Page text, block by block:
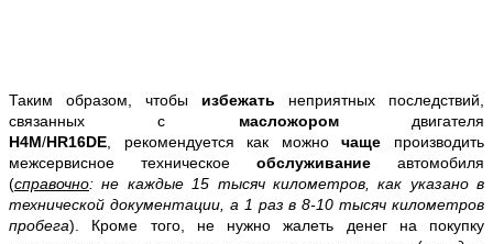
Таким образом, чтобы избежать неприятных последствий,
связанных с масложором двигателя
H4M/HR16DE рекомендуется как можночаще производить
межсервисное техническое обслуживание автомобиля
(справочно: не каждые 15 тысяч километров, как указано в
технической документации, а 1 раз в 8-10 тысяч километров
пробега). Кроме того, не нужно жалеть денег на покупку